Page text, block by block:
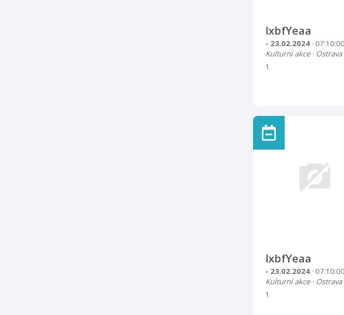
lxbfYeaa
- 23.02.2024 · 07:10:00
Kulturní akce · Ostrava
1
lxbfYeaa
- 23.02.2024 · 07:10:00
Kulturní akce · Ostrava
1